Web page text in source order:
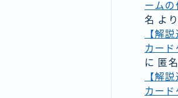
ーム
名 より
【解
カー
に 匿名
【解
カー